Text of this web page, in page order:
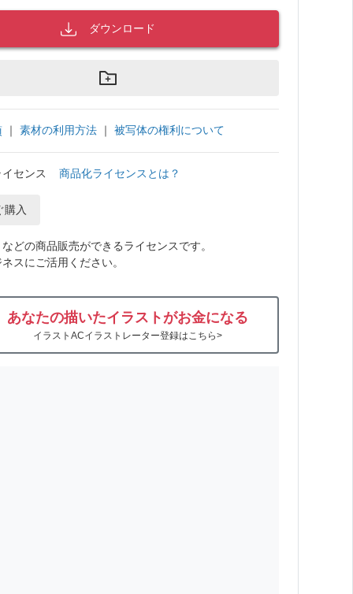
ダウンロード
｜ 素材の利用方法 ｜ 被写体の権利について
センス 商品化ライセンスとは？
購入
どの商品販売ができるライセンスです。
スにご活用ください。
あなたの描いたイラストがお金になる
イラストACイラストレーター登録はこちら>